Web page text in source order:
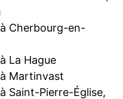
Cherbourg-en-
La Hague
Martinvast
Saint-Pierre-Église,